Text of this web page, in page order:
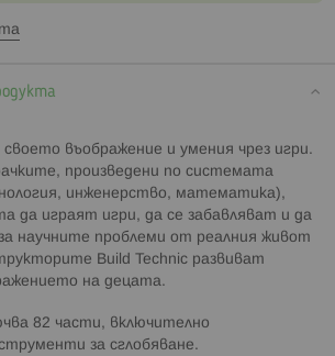
въображение и умения чрез игри.
произведени по системата
инженерство, математика),
да играят игри, да се забавляват и да
научните проблеми от реалния живот
Build Technic развиват
на децата.
82 части, включително
за сглобяване.